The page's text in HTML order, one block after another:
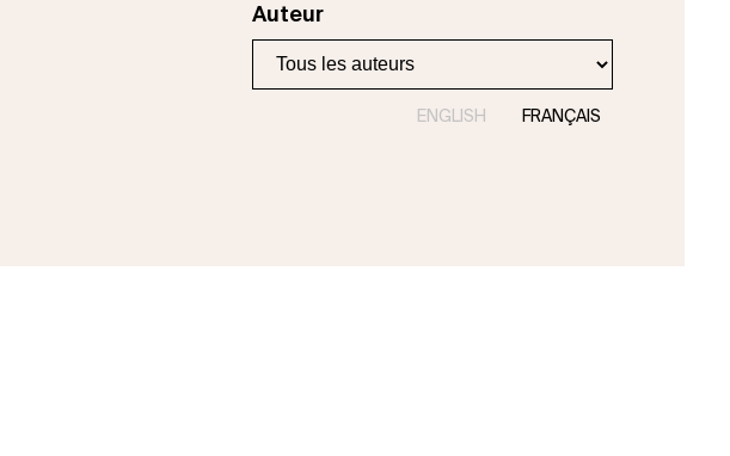
Auteur
ENGLISH FRANÇAIS